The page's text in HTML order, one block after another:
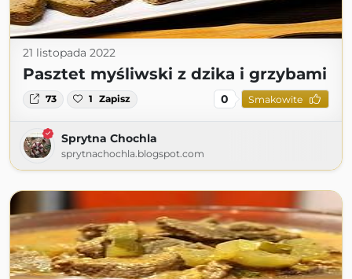
21 listopada 2022
Pasztet myśliwski z dzika i grzybami
73 1 Zapisz 0 Smakowite
Sprytna Chochla
sprytnachochla.blogspot.com